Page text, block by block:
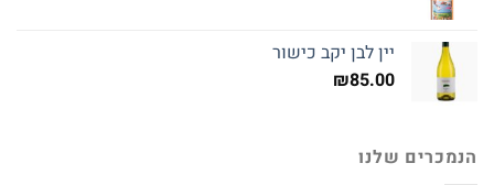
יין לבן יקב כישור
₪85.00
הנמכרים שלנו